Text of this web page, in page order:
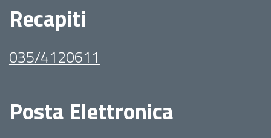
Recapiti
035/4120611
Posta Elettronica